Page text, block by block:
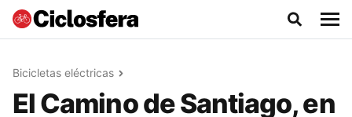
Bicicletas eléctricas
El Camino de Santiago, en